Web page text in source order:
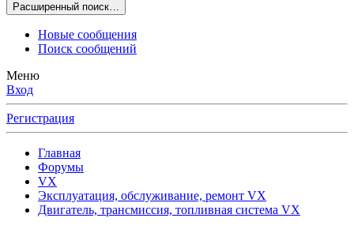
Расширенный поиск…
Новые сообщения
Поиск сообщений
Меню
Вход
Регистрация
Главная
Форумы
VX
Эксплуатация, обслуживание, ремонт VX
Двигатель, трансмиссия, топливная система VX